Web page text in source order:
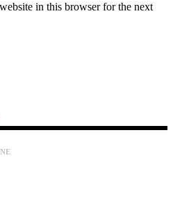
in this browser for the next